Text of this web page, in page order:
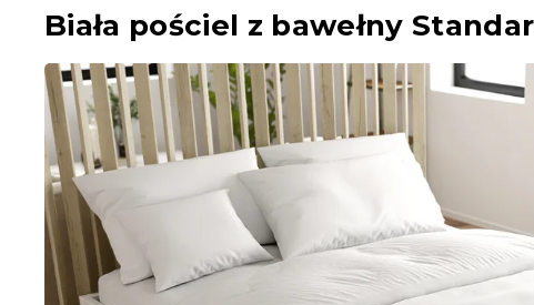
Biała pościel z bawełny